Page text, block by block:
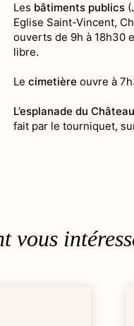
Au coeur
Traditions
Les bâtiments publics
Eglise Saint-Vincent,
ouverts de 9h à 18h30
libre.
Le cimetière ouvre à
L’esplanade du Château
fait par le tourniquet,
vous